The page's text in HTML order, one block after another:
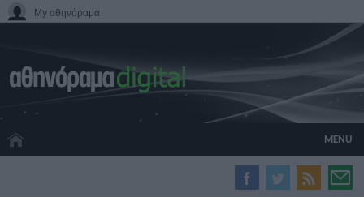
My αθηνόραμα
MENU